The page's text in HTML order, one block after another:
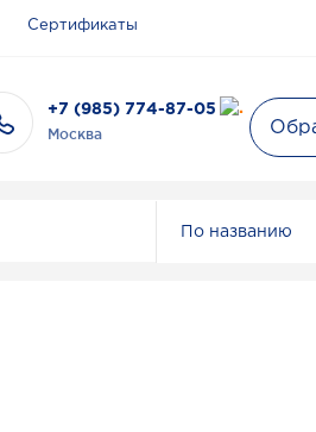
Сертификаты
+7 (985) 774-87-05
Москва
По названию